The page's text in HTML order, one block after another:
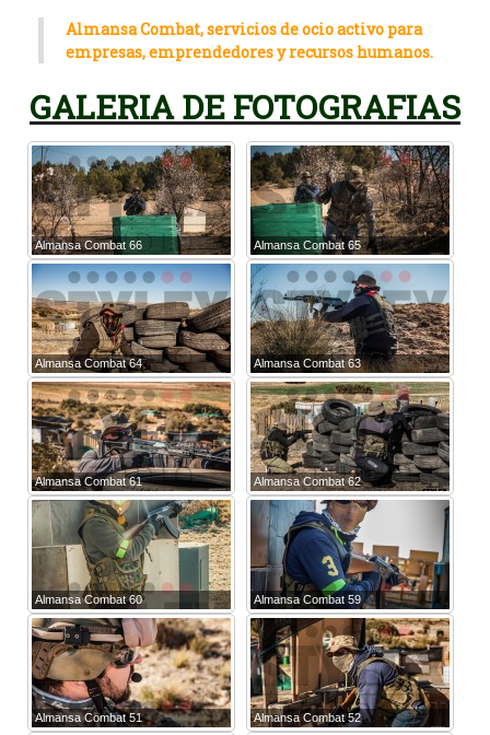
Almansa Combat, servicios de ocio activo para
empresas, emprendedores y recursos humanos.
GALERIA DE FOTOGRAFIAS
Almansa Combat 66 Almansa Combat 65
Almansa Combat 64 Almansa Combat 63
Almansa Combat 61 Almansa Combat 62
Almansa Combat 60 Almansa Combat 59
Almansa Combat 51 Almansa Combat 52